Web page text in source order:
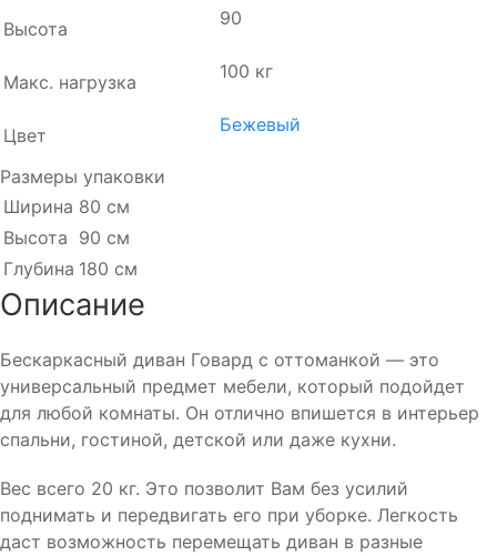
Высота 90
Макс. нагрузка 100 кг
Цвет Бежевый
Размеры упаковки
Ширина 80 см
Высота 90 см
Глубина 180 см
Описание
Бескаркасный диван Говард с оттоманкой — это
универсальный предмет мебели, который подойдет
для любой комнаты. Он отлично впишется в интерьер
спальни, гостиной, детской или даже кухни.
Вес всего 20 кг. Это позволит Вам без усилий
поднимать и передвигать его при уборке. Легкость
даст возможность перемещать диван в разные